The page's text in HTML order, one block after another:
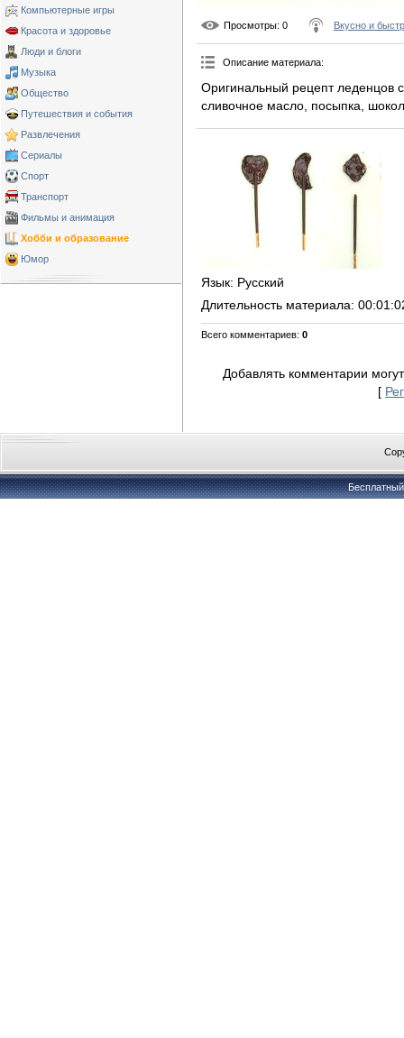
Компьютерные игры
Красота и здоровье
Люди и блоги
Музыка
Общество
Путешествия и события
Развлечения
Сериалы
Спорт
Транспорт
Фильмы и анимация
Хобби и образование
Юмор
Просмотры: 0 Вкусно и
Описание материала:
Оригинальный рецепт леденцов
сливочное масло, посыпка,
Язык: Русский
Длительность материала:
Всего комментариев: 0
Добавлять комментарии
[